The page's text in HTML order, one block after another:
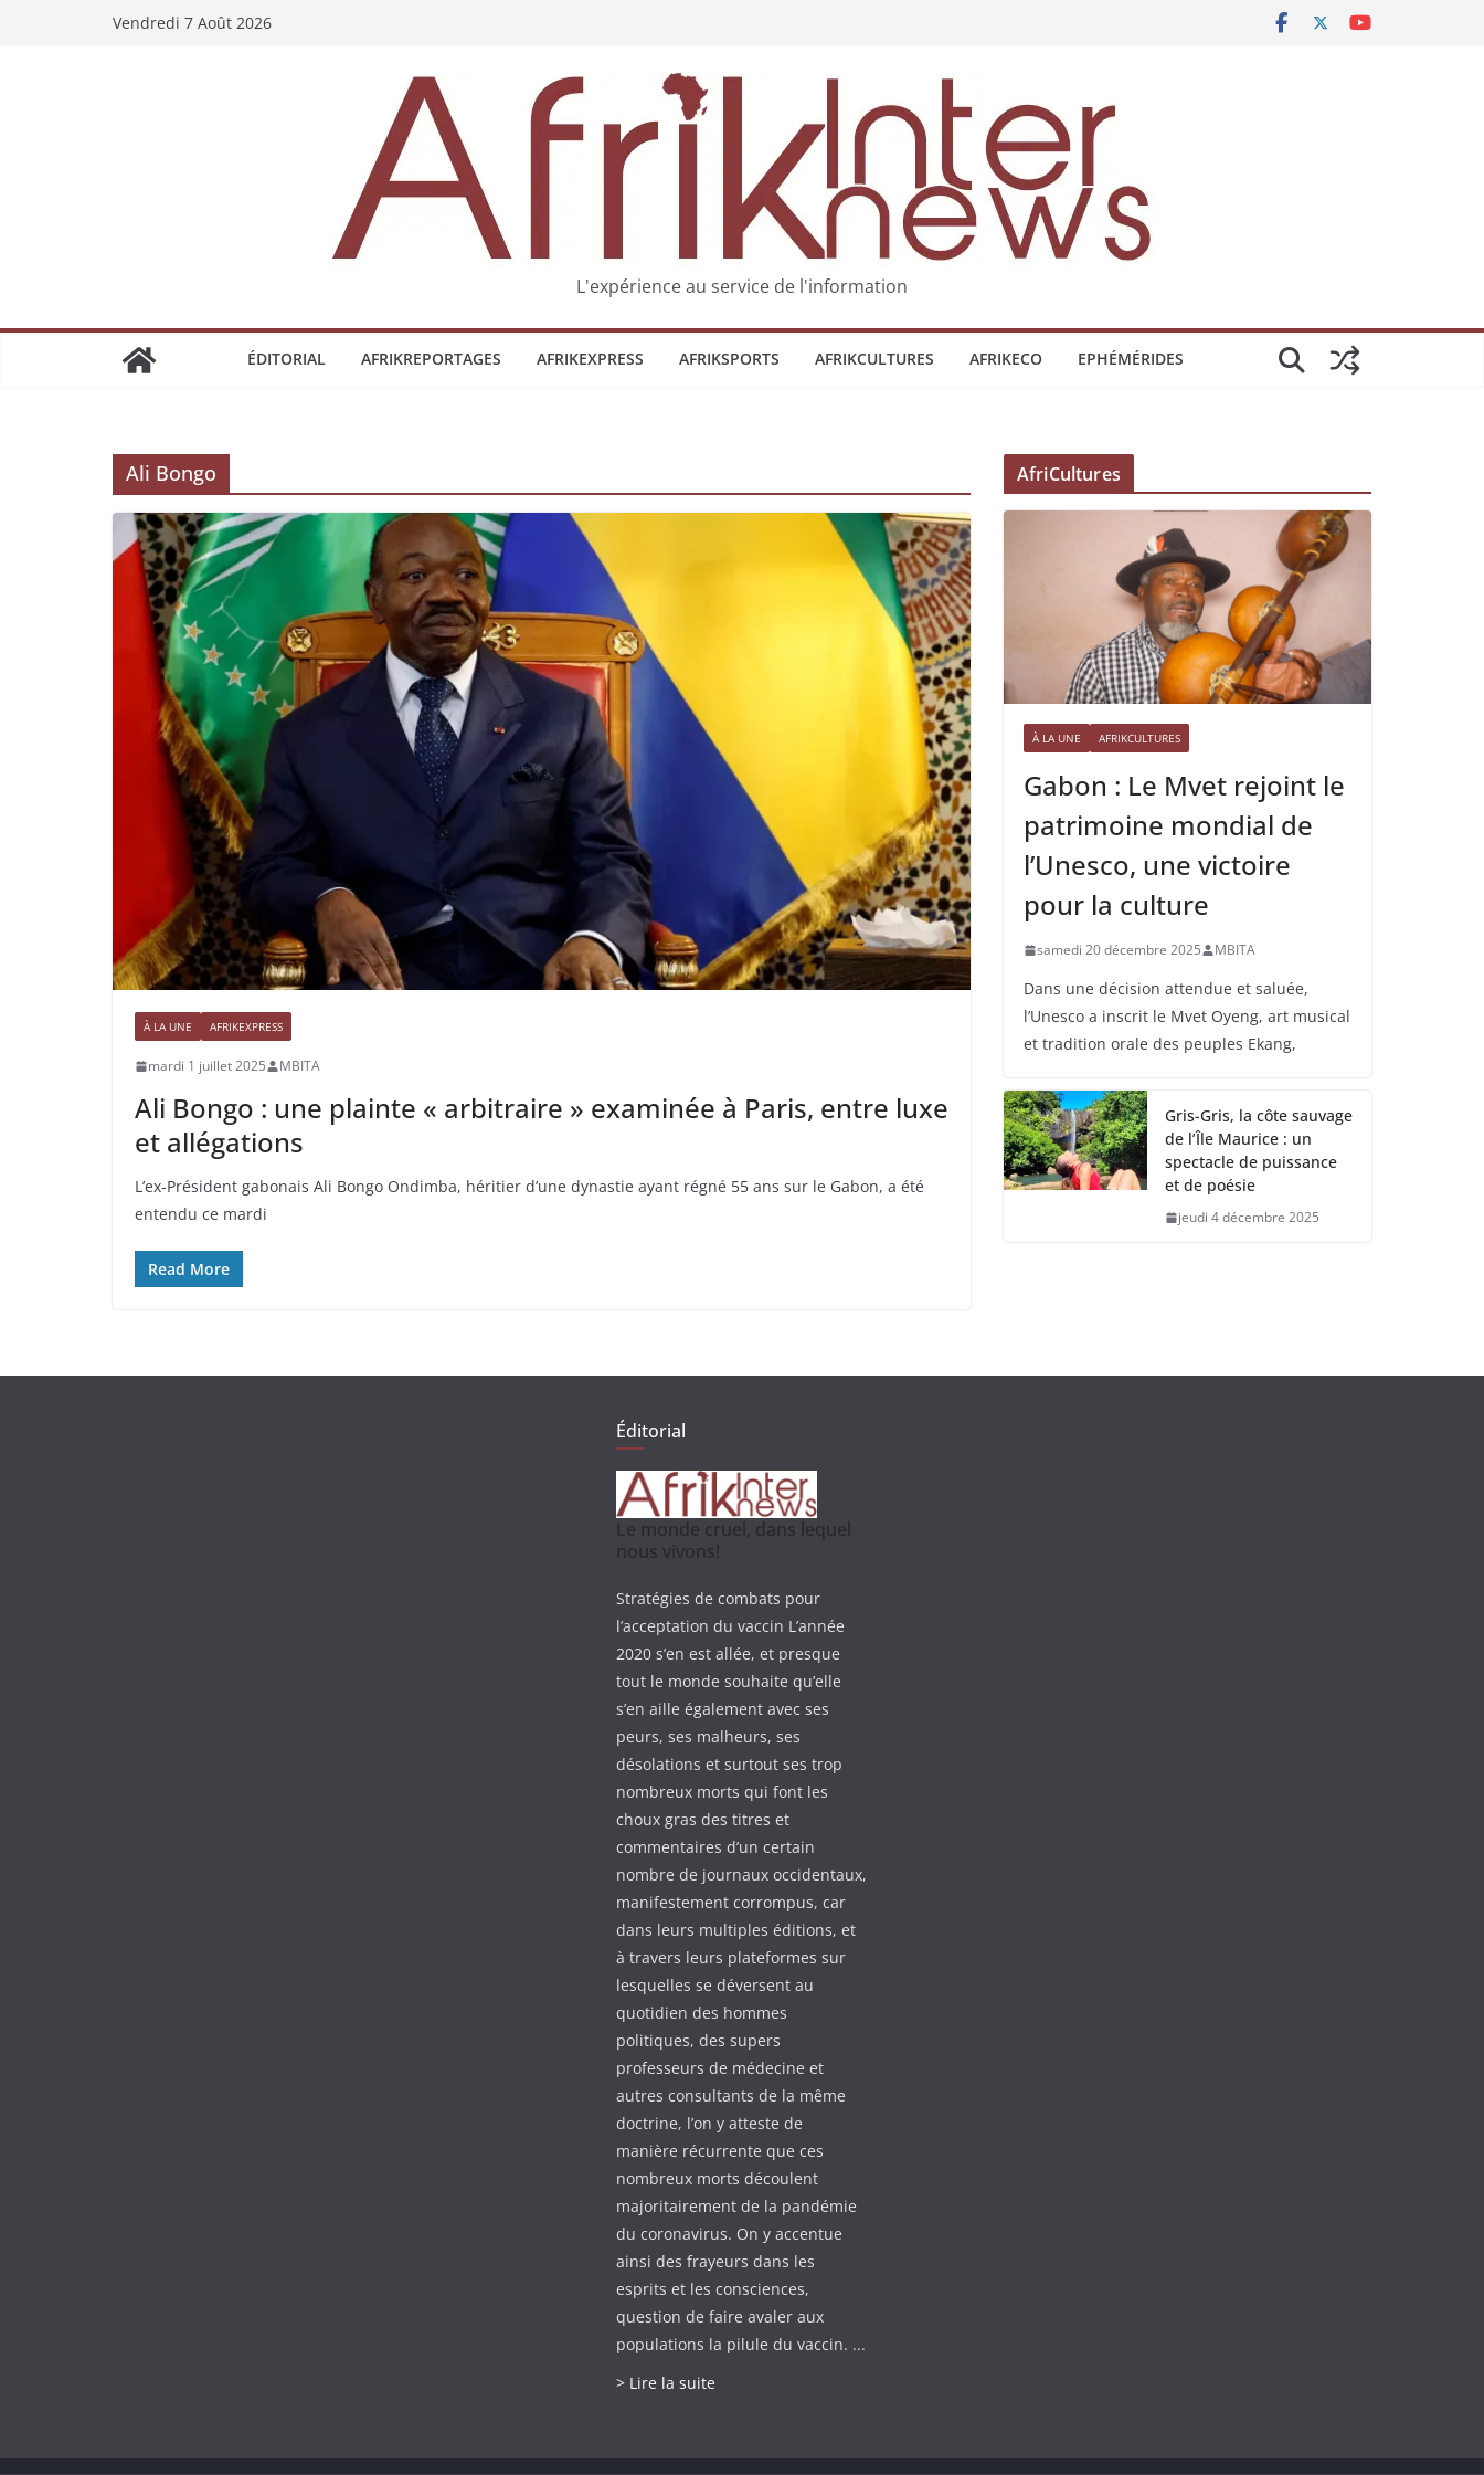
Vendredi 7 Août 2026
L'expérience au service de l'information
ÉDITORIAL AFRIKREPORTAGES AFRIKEXPRESS AFRIKSPORTS AFRIKCULTURES AFRIKECO EPHÉMÉRIDES
Ali Bongo
À LA UNE AFRIKEXPRESS
mardi 1 juillet 2025 MBITA
Ali Bongo : une plainte « arbitraire » examinée à Paris, entre luxe
et allégations
L’ex-Président gabonais Ali Bongo Ondimba, héritier d’une dynastie ayant régné 55 ans sur le Gabon, a été
entendu ce mardi
Read More
AfriCultures
À LA UNE AFRIKCULTURES
Gabon : Le Mvet rejoint le
patrimoine mondial de
l’Unesco, une victoire
pour la culture
samedi 20 décembre 2025 MBITA
Dans une décision attendue et saluée,
l’Unesco a inscrit le Mvet Oyeng, art musical
et tradition orale des peuples Ekang,
Gris-Gris, la côte sauvage
de l’Île Maurice : un
spectacle de puissance
et de poésie
jeudi 4 décembre 2025
Éditorial
Le monde cruel, dans lequel
nous vivons!
Stratégies de combats pour
l’acceptation du vaccin L’année
2020 s’en est allée, et presque
tout le monde souhaite qu’elle
s’en aille également avec ses
peurs, ses malheurs, ses
désolations et surtout ses trop
nombreux morts qui font les
choux gras des titres et
commentaires d’un certain
nombre de journaux occidentaux,
manifestement corrompus, car
dans leurs multiples éditions, et
à travers leurs plateformes sur
lesquelles se déversent au
quotidien des hommes
politiques, des supers
professeurs de médecine et
autres consultants de la même
doctrine, l’on y atteste de
manière récurrente que ces
nombreux morts découlent
majoritairement de la pandémie
du coronavirus. On y accentue
ainsi des frayeurs dans les
esprits et les consciences,
question de faire avaler aux
populations la pilule du vaccin. ...
> Lire la suite